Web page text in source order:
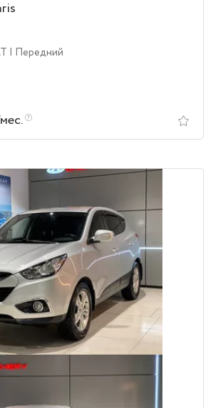
| Передний